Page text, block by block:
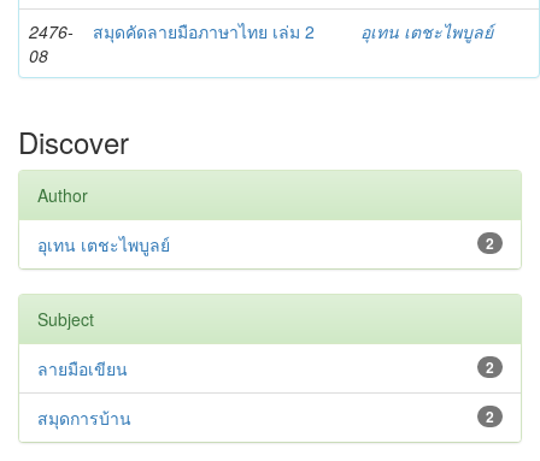
2476-
08
สมุดคัดลายมือภาษาไทย เล่ม 2 อุเทน เตชะไพบูลย์
Discover
Author
2
อุเทน เตชะไพบูลย์
Subject
2
ลายมือเขียน
2
สมุดการบ้าน